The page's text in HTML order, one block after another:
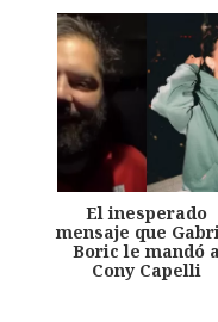
El inesperado
mensaje que
Boric le mandó a
Cony Capelli